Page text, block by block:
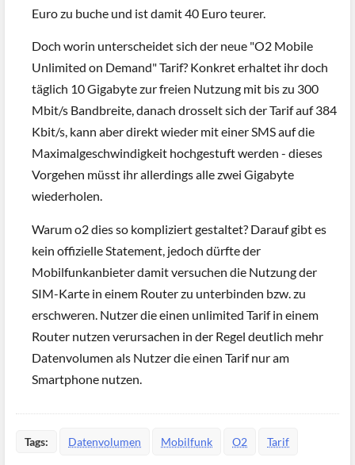
Euro zu buche und ist damit 40 Euro teurer.
Doch worin unterscheidet sich der neue "O2 Mobile
Unlimited on Demand" Tarif? Konkret erhaltet ihr doch
täglich 10 Gigabyte zur freien Nutzung mit bis zu 300
Mbit/s Bandbreite, danach drosselt sich der Tarif auf 384
Kbit/s, kann aber direkt wieder mit einer SMS auf die
Maximalgeschwindigkeit hochgestuft werden - dieses
Vorgehen müsst ihr allerdings alle zwei Gigabyte
wiederholen.
Warum o2 dies so kompliziert gestaltet? Darauf gibt es
kein offizielle Statement, jedoch dürfte der
Mobilfunkanbieter damit versuchen die Nutzung der
SIM-Karte in einem Router zu unterbinden bzw. zu
erschweren. Nutzer die einen unlimited Tarif in einem
Router nutzen verursachen in der Regel deutlich mehr
Datenvolumen als Nutzer die einen Tarif nur am
Smartphone nutzen.
Tags: Datenvolumen Mobilfunk O2 Tarif